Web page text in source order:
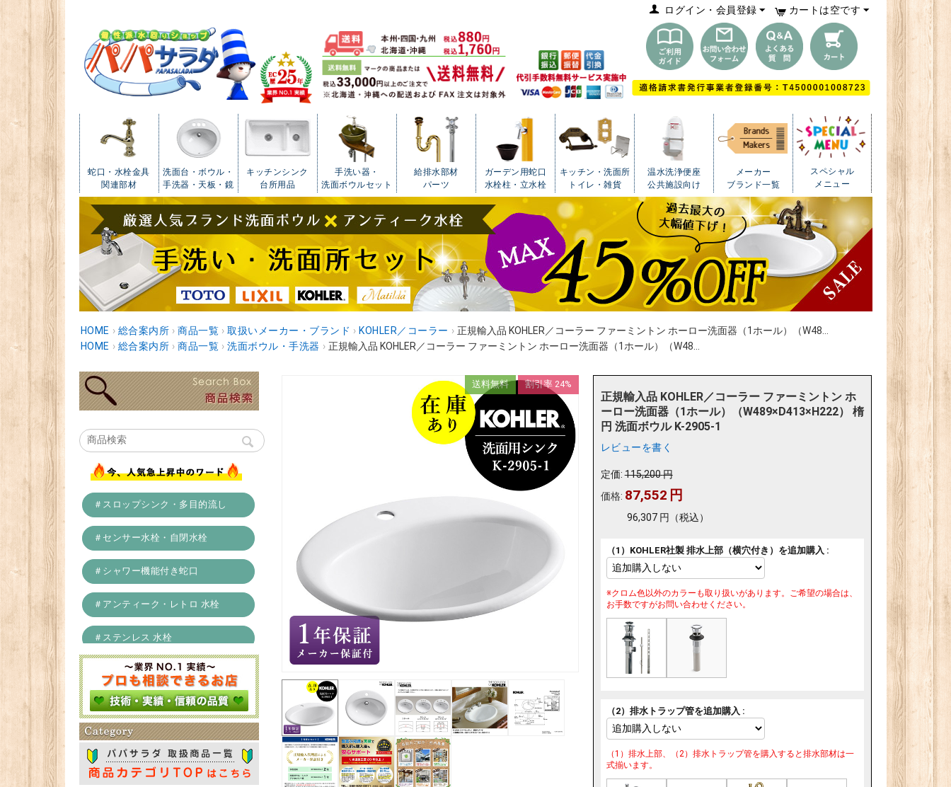
カートは空です
ログイン・会員登録
蛇口・水栓金具
関連部材
洗面台・ボウル・
手洗器・天板・鏡
キッチンシンク
台所用品
手洗い器・
洗面ボウルセット
給排水部材
パーツ
ガーデン用蛇口
水栓柱・立水栓
キッチン・洗面所
トイレ・雑貨
温水洗浄便座
公共施設向け
メーカー
ブランド一覧
スペシャル
メニュー
HOME › 総合案内所 › 商品一覧 › 取扱いメーカー・ブランド › KOHLER／コーラー › 正規輸入品 KOHLER／コーラー ファーミントン ホーロー洗面器（1ホール）（W48...
HOME › 総合案内所 › 商品一覧 › 洗面ボウル・手洗器 › 正規輸入品 KOHLER／コーラー ファーミントン ホーロー洗面器（1ホール）（W48...
＃スロップシンク・多目的流し
＃センサー水栓・自閉水栓
＃シャワー機能付き蛇口
＃アンティーク・レトロ 水栓
＃ステンレス 水栓
＃浄水器
送料無料 割引率 24%
正規輸入品 KOHLER／コーラー ファーミントン ホ
ーロー洗面器（1ホール）（W489×D413×H222） 楕
円 洗面ボウル K-2905-1
レビューを書く
定価: 115,200円
価格: 87,552 円
96,307 円 （税込）
（1）KOHLER社製 排水上部（横穴付き）を追加購入 :
※クロム色以外のカラーも取り扱いがあります。ご希望の場合は、
お手数ですがお問い合わせください。
（2）排水トラップ管を追加購入 :
（1）排水上部、（2）排水トラップ管を購入すると排水部材は一
式揃います。